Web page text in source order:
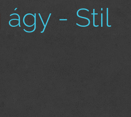
- Stil